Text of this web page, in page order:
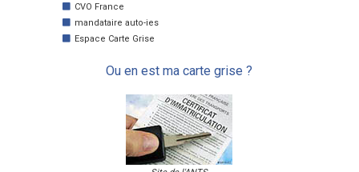
CVO France
mandataire auto-ies
Espace Carte Grise
Ou en est ma carte grise ?